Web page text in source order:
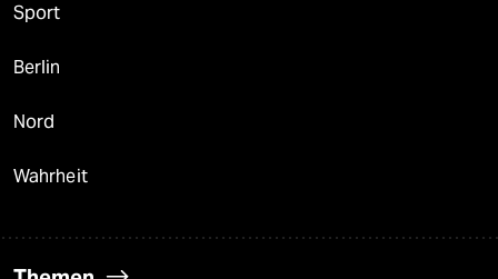
Sport
Berlin
Nord
Wahrheit